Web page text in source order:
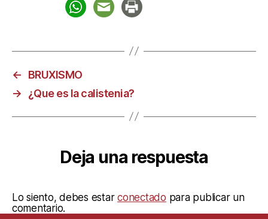
←
BRUXISMO
→
¿Que es la calistenia?
Deja una respuesta
Lo siento, debes estarconectado para publicar un
comentario.